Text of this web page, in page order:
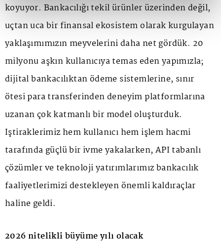
koyuyor. Bankacılığı tekil ürünler üzerinden değil,
uçtan uca bir finansal ekosistem olarak kurgulayan
yaklaşımımızın meyvelerini daha net gördük. 20
milyonu aşkın kullanıcıya temas eden yapımızla;
dijital bankacılıktan ödeme sistemlerine, sınır
ötesi para transferinden deneyim platformlarına
uzanan çok katmanlı bir model oluşturduk.
İştiraklerimiz hem kullanıcı hem işlem hacmi
tarafında güçlü bir ivme yakalarken, API tabanlı
çözümler ve teknoloji yatırımlarımız bankacılık
faaliyetlerimizi destekleyen önemli kaldıraçlar
haline geldi.
2026 nitelikli büyüme yılı olacak